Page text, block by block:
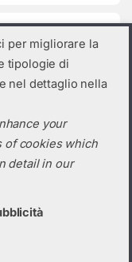
per migliorare la
tipologie di
nel dettaglio nella
your
of cookies which
detail in our